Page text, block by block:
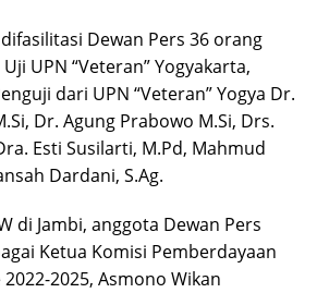
Dewan Pers 36 orang
UPN “Veteran” Yogyakarta,
dari UPN “Veteran” Yogya Dr.
Dr. Agung Prabowo M.Si, Drs.
Esti Susilarti, M.Pd, Mahmud
Dardani, S.Ag.
di Jambi, anggota Dewan Pers
Ketua Komisi Pemberdayaan
2025, Asmono Wikan